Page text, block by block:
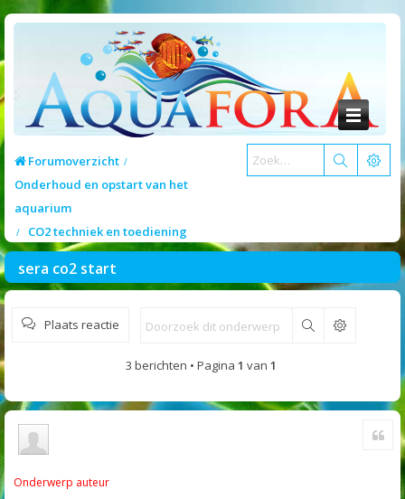
Forumoverzicht
Onderhoud en opstart van het
aquarium
CO2 techniek en toediening
sera co2 start
Plaats reactie Zoek
3 berichten • Pagina 1 van 1
Onderwerp auteur